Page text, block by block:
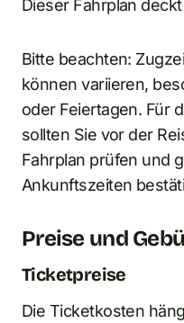
Dieser Fahrplan
Bitte beachten:
können variieren,
oder Feiertagen. Für
sollten Sie vor der
Fahrplan prüfen und
Ankunftszeiten
Preise und
Ticketpreise
Die Ticketkosten